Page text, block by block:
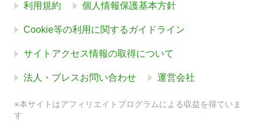
利用規約 個人情報保護基本方針
Cookie等の利用に関するガイドライン
サイトアクセス情報の取得について
法人・プレスお問い合わせ 運営会社
※本サイトはアフィリエイトプログラムによる収益を得ていま
す